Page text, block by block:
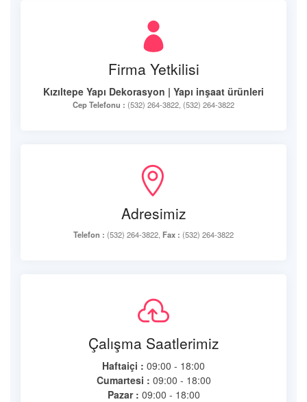
Firma Yetkilisi
Kızıltepe Yapı Dekorasyon | Yapı inşaat ürünleri
Cep Telefonu : (532) 264-3822, (532) 264-3822
Adresimiz
Telefon : (532) 264-3822, Fax : (532) 264-3822
Çalışma Saatlerimiz
Haftaiçi : 09:00 - 18:00
Cumartesi : 09:00 - 18:00
Pazar : 09:00 - 18:00